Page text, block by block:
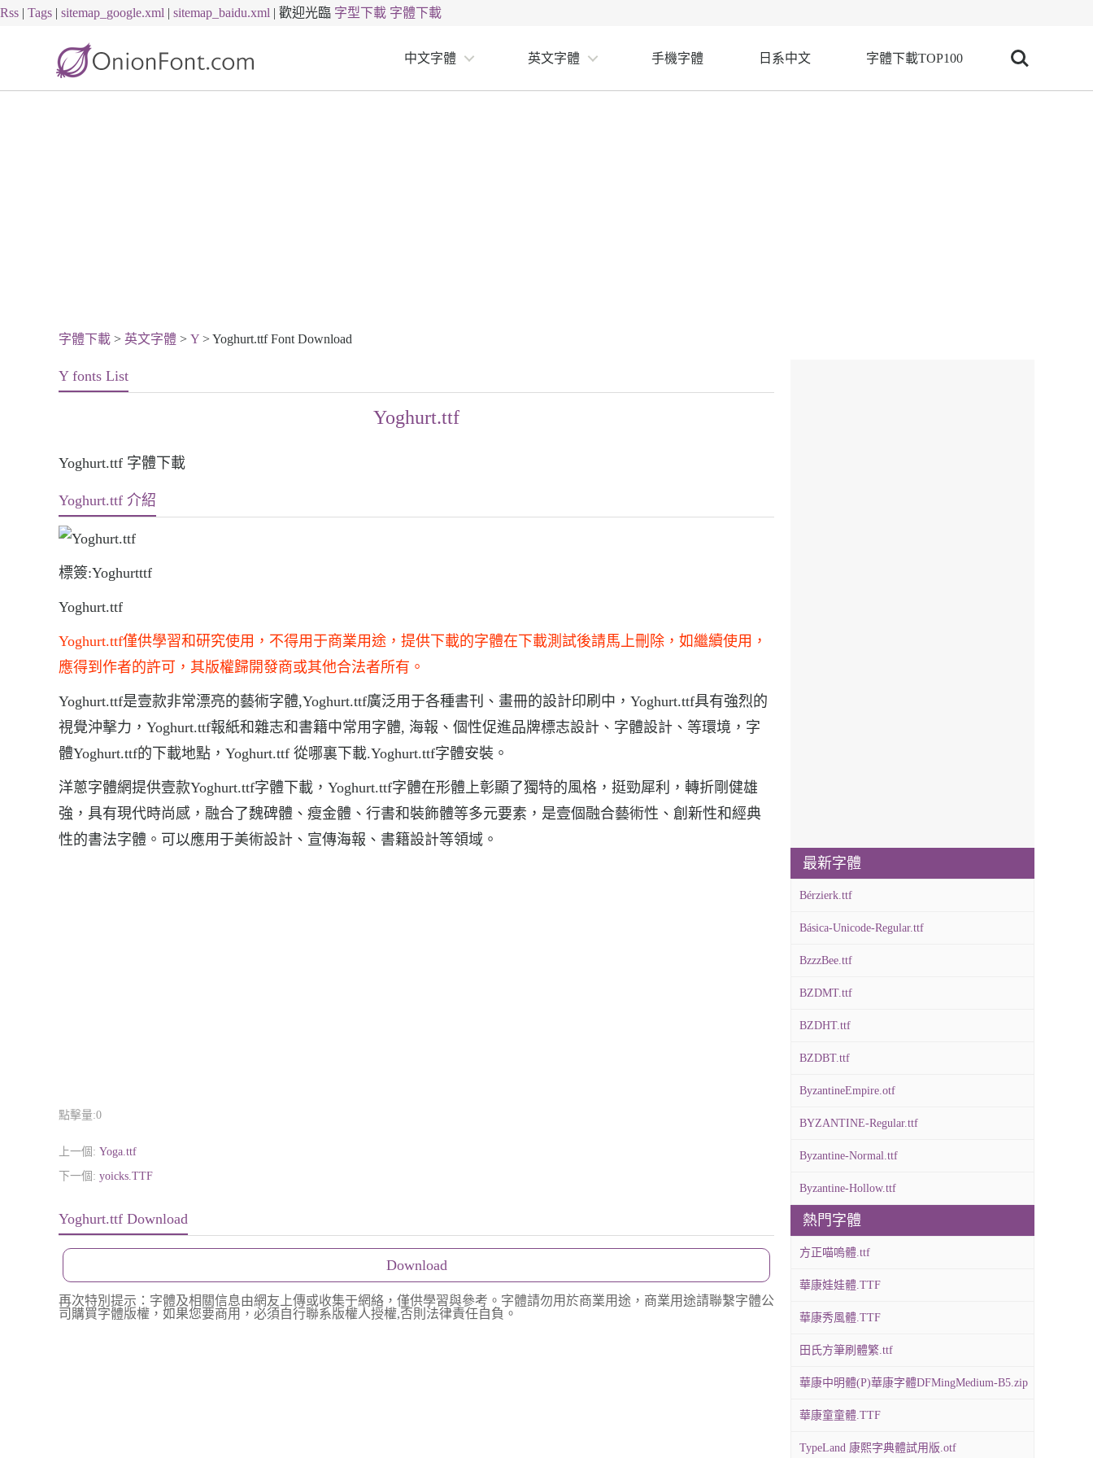
Rss | Tags | sitemap_google.xml | sitemap_baidu.xml | 歡迎光臨 字型下載 字體下載
中文字體 英文字體 手機字體 日系中文 字體下載TOP100
字體下載 > 英文字體 > Y > Yoghurt.ttf Font Download
Y fonts List
Yoghurt.ttf
Yoghurt.ttf 字體下載
Yoghurt.ttf 介紹
標簽:Yoghurtttf
Yoghurt.ttf
Yoghurt.ttf僅供學習和研究使用，不得用于商業用途，提供下載的字體在下載測試後請馬上刪除，如繼續使用，
應得到作者的許可，其版權歸開發商或其他合法者所有。
Yoghurt.ttf是壹款非常漂亮的藝術字體,Yoghurt.ttf廣泛用于各種書刊、畫冊的設計印刷中，Yoghurt.ttf具有強烈的
視覺沖擊力，Yoghurt.ttf報紙和雜志和書籍中常用字體, 海報、個性促進品牌標志設計、字體設計、等環境，字
體Yoghurt.ttf的下載地點，Yoghurt.ttf 從哪裏下載.Yoghurt.ttf字體安裝。
洋蔥字體網提供壹款Yoghurt.ttf字體下載，Yoghurt.ttf字體在形體上彰顯了獨特的風格，挺勁犀利，轉折剛健雄
強，具有現代時尚感，融合了魏碑體、瘦金體、行書和裝飾體等多元要素，是壹個融合藝術性、創新性和經典
性的書法字體。可以應用于美術設計、宣傳海報、書籍設計等領域。
點擊量:0
上一個: Yoga.ttf
下一個: yoicks.TTF
Yoghurt.ttf Download
Download
再次特別提示：字體及相關信息由網友上傳或收集于網絡，僅供學習與參考。字體請勿用於商業用途，商業用途請聯繫字體公
司購買字體版權，如果您要商用，必須自行聯系版權人授權,否則法律責任自負。
最新字體
Bérzierk.ttf
Básica-Unicode-Regular.ttf
BzzzBee.ttf
BZDMT.ttf
BZDHT.ttf
BZDBT.ttf
ByzantineEmpire.otf
BYZANTINE-Regular.ttf
Byzantine-Normal.ttf
Byzantine-Hollow.ttf
熱門字體
方正喵嗚體.ttf
華康娃娃體.TTF
華康秀風體.TTF
田氏方筆刷體繁.ttf
華康中明體(P)華康字體DFMingMedium-B5.zip
華康童童體.TTF
TypeLand 康熙字典體試用版.otf